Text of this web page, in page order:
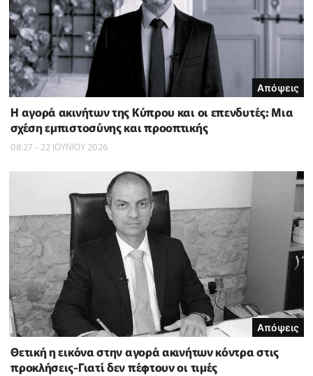
Απόψεις
Η αγορά ακινήτων της Κύπρου και οι επενδυτές: Μια
σχέση εμπιστοσύνης και προοπτικής
08:27 - 22 ΙΟΥΝΙΟΥ 2026
Απόψεις
Θετική η εικόνα στην αγορά ακινήτων κόντρα στις
προκλήσεις-Γιατί δεν πέφτουν οι τιμές